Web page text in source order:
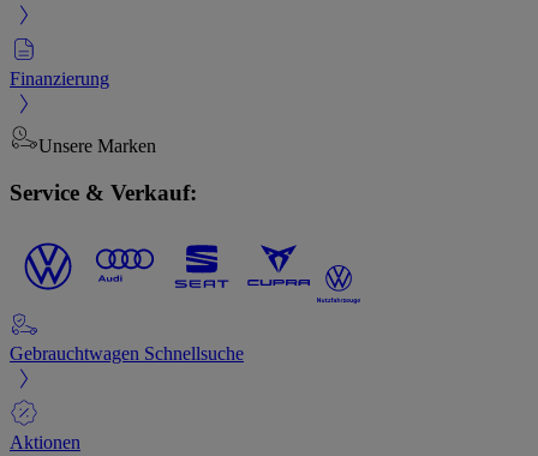
Finanzierung
Unsere Marken
Service & Verkauf:
Gebrauchtwagen Schnellsuche
Aktionen